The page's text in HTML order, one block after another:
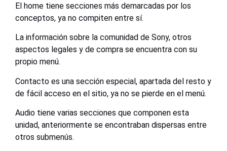
El home tiene secciones más demarcadas por los
conceptos, ya no compiten entre sí.
La información sobre la comunidad de Sony, otros
aspectos legales y de compra se encuentra con su
propio menú.
Contacto es una sección especial, apartada del resto y
de fácil acceso en el sitio, ya no se pierde en el menú.
Audio tiene varias secciones que componen esta
unidad, anteriormente se encontraban dispersas entre
otros submenús.